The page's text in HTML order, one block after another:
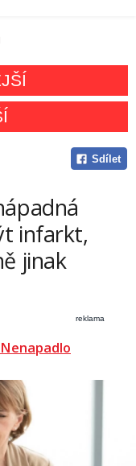
Sdílet
infarkt,
jinak
reklama